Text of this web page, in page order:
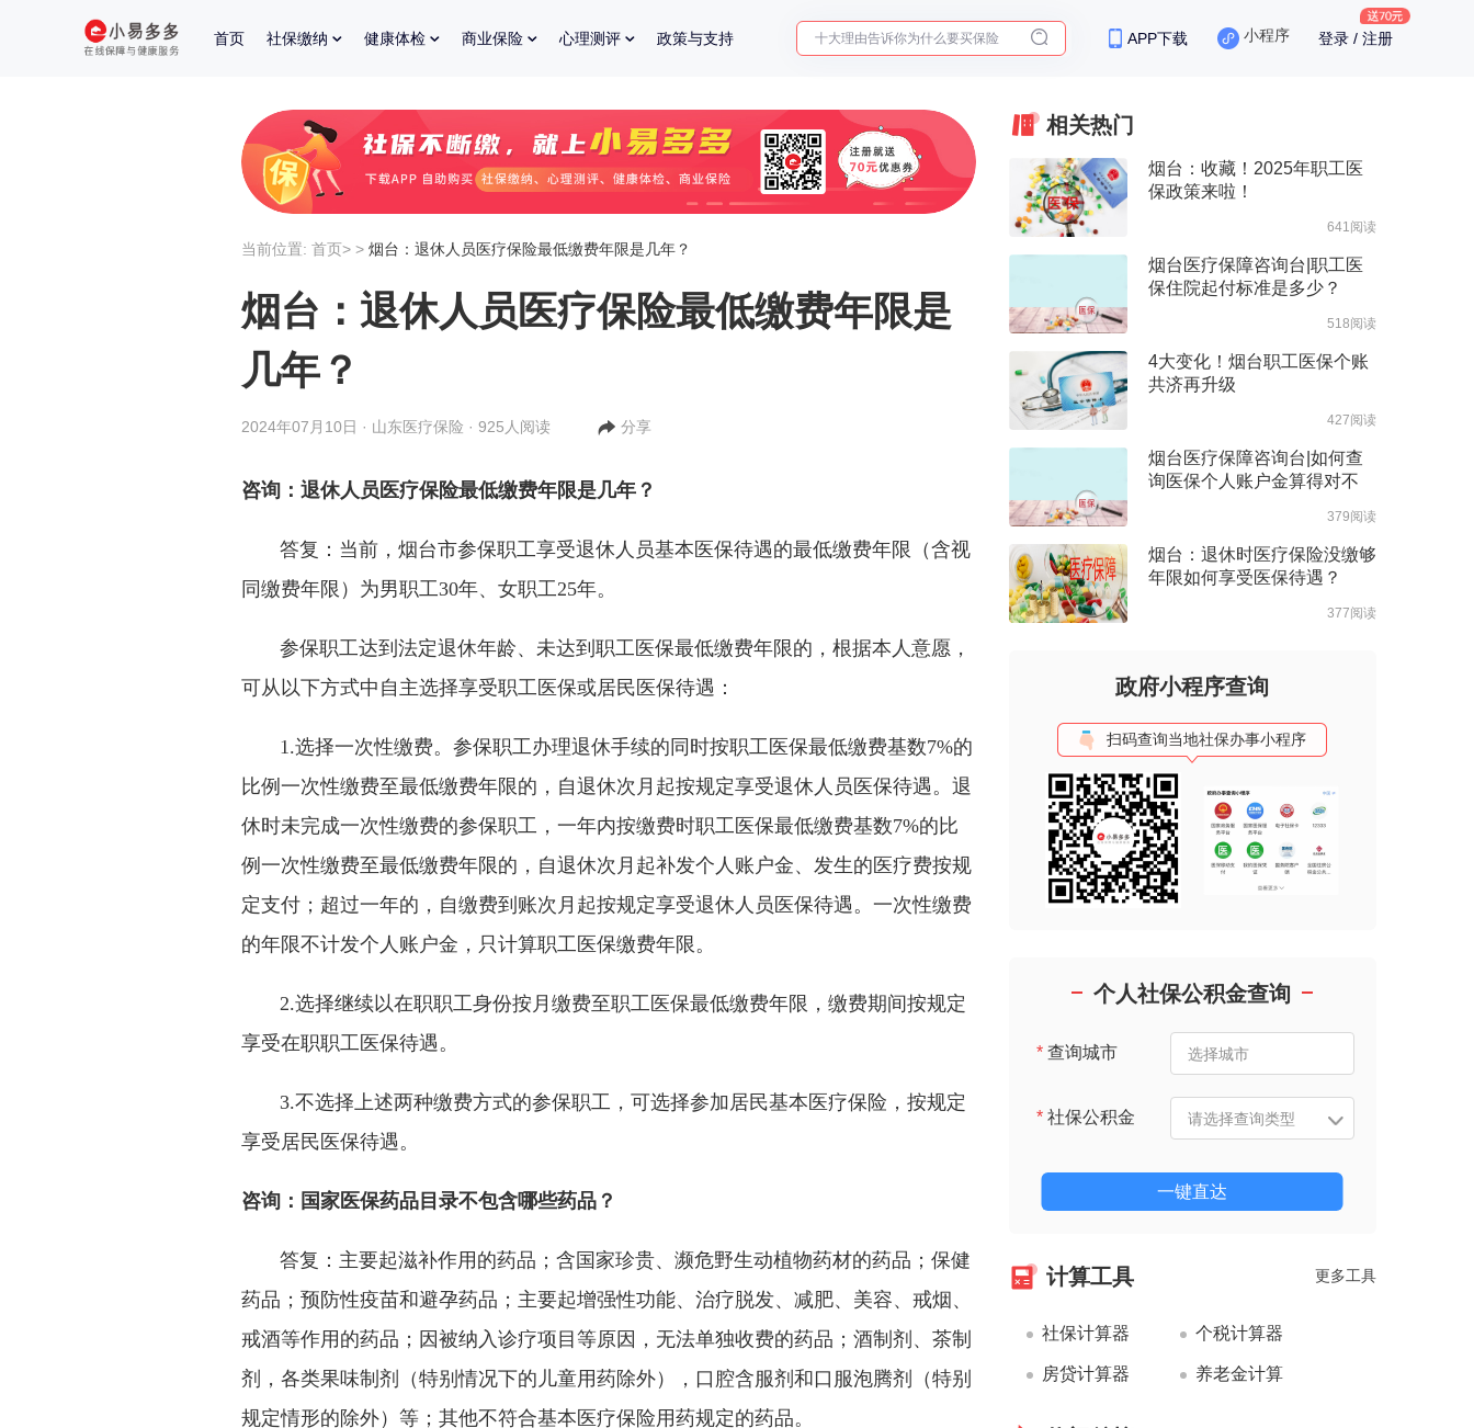
首页 社保缴纳 健康体检 商业保险 心理测评 政策与支持 入职体检在线预约 APP下载 小程序 登录 / 注册
当前位置: 首页> > 烟台：退休人员医疗保险最低缴费年限是几年？
烟台：退休人员医疗保险最低缴费年限是
几年？
2024年07月10日 · 山东医疗保险 · 925人阅读 分享
咨询：退休人员医疗保险最低缴费年限是几年？
答复：当前，烟台市参保职工享受退休人员基本医保待遇的最低缴费年限（含视
同缴费年限）为男职工30年、女职工25年。
参保职工达到法定退休年龄、未达到职工医保最低缴费年限的，根据本人意愿，
可从以下方式中自主选择享受职工医保或居民医保待遇：
1.选择一次性缴费。参保职工办理退休手续的同时按职工医保最低缴费基数7%的
比例一次性缴费至最低缴费年限的，自退休次月起按规定享受退休人员医保待遇。退
休时未完成一次性缴费的参保职工，一年内按缴费时职工医保最低缴费基数7%的比
例一次性缴费至最低缴费年限的，自退休次月起补发个人账户金、发生的医疗费按规
定支付；超过一年的，自缴费到账次月起按规定享受退休人员医保待遇。一次性缴费
的年限不计发个人账户金，只计算职工医保缴费年限。
2.选择继续以在职职工身份按月缴费至职工医保最低缴费年限，缴费期间按规定
享受在职职工医保待遇。
3.不选择上述两种缴费方式的参保职工，可选择参加居民基本医疗保险，按规定
享受居民医保待遇。
咨询：国家医保药品目录不包含哪些药品？
答复：主要起滋补作用的药品；含国家珍贵、濒危野生动植物药材的药品；保健
药品；预防性疫苗和避孕药品；主要起增强性功能、治疗脱发、减肥、美容、戒烟、
戒酒等作用的药品；因被纳入诊疗项目等原因，无法单独收费的药品；酒制剂、茶制
剂，各类果味制剂（特别情况下的儿童用药除外），口腔含服剂和口服泡腾剂（特别
规定情形的除外）等；其他不符合基本医疗保险用药规定的药品。
相关热门
烟台：收藏！2025年职工医
保政策来啦！
641阅读
烟台医疗保障咨询台|职工医
保住院起付标准是多少？
518阅读
4大变化！烟台职工医保个账
共济再升级
427阅读
烟台医疗保障咨询台|如何查
询医保个人账户金算得对不
379阅读
烟台：退休时医疗保险没缴够
年限如何享受医保待遇？
377阅读
政府小程序查询
扫码查询当地社保办事小程序
个人社保公积金查询
*查询城市
*社保公积金
一键直达
计算工具 更多工具
社保计算器 个税计算器
房贷计算器 养老金计算